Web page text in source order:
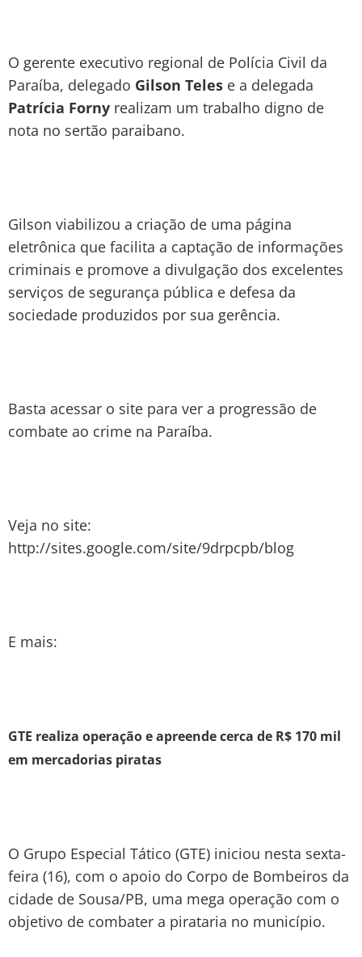
O gerente executivo regional de Polícia Civil da
Paraíba, delegado Gilson Teles e a delegada
Patrícia Forny realizam um trabalho digno de
nota no sertão paraibano.
Gilson viabilizou a criação de uma página
eletrônica que facilita a captação de informações
criminais e promove a divulgação dos excelentes
serviços de segurança pública e defesa da
sociedade produzidos por sua gerência.
Basta acessar o site para ver a progressão de
combate ao crime na Paraíba.
Veja no site:
http://sites.google.com/site/9drpcpb/blog
E mais:
GTE realiza operação e apreende cerca de R$ 170 mil
em mercadorias piratas
O Grupo Especial Tático (GTE) iniciou nesta sexta-
feira (16), com o apoio do Corpo de Bombeiros da
cidade de Sousa/PB, uma mega operação com o
objetivo de combater a pirataria no município.